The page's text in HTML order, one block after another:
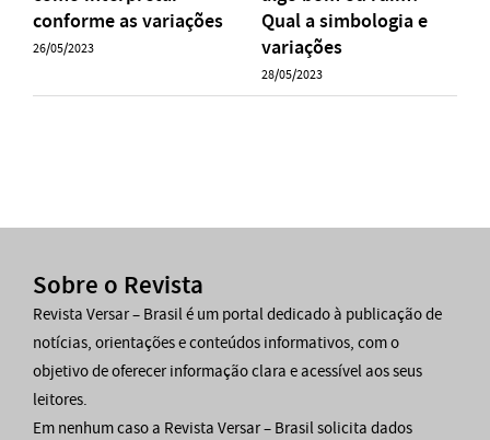
conforme as variações
26/05/2023
Qual a simbologia e
variações
28/05/2023
Sobre o Revista
Revista Versar – Brasil é um portal dedicado à publicação de
notícias, orientações e conteúdos informativos, com o
objetivo de oferecer informação clara e acessível aos seus
leitores.
Em nenhum caso a Revista Versar – Brasil solicita dados